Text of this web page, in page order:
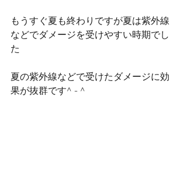
もうすぐ夏も終わりですが夏は紫外線
などでダメージを受けやすい時期でし
た
夏の紫外線などで受けたダメージに効
果が抜群です^ - ^